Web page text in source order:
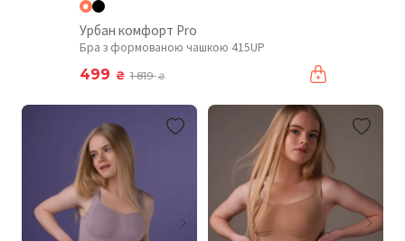
Урбан комфорт Pro
Бра з формованою чашкою 415UP
499 ₴ 1 819₴